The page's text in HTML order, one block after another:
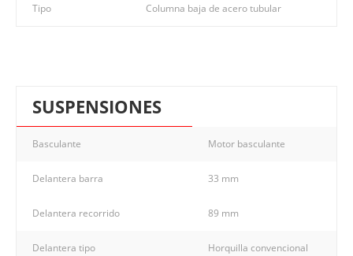
Tipo Columna baja de acero tubular
SUSPENSIONES
Basculante Motor basculante
Delantera barra 33 mm
Delantera recorrido 89 mm
Delantera tipo Horquilla convencional